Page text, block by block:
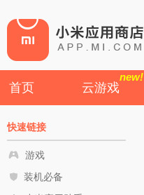
首页 云游戏
new!
快速链接
游戏
装机必备